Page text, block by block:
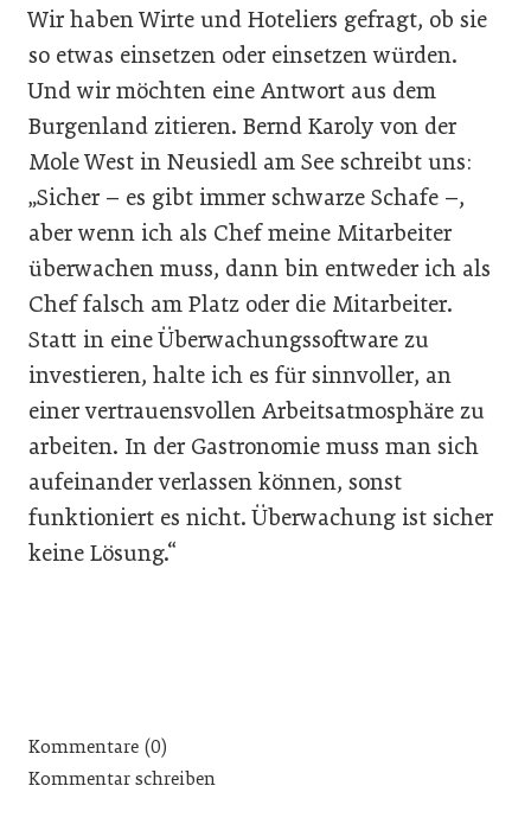
Wir haben Wirte und Hoteliers gefragt, ob sie
so etwas einsetzen oder einsetzen würden.
Und wir möchten eine Antwort aus dem
Burgenland zitieren. Bernd Karoly von der
Mole West in Neusiedl am See schreibt uns:
„Sicher – es gibt immer schwarze Schafe –,
aber wenn ich als Chef meine Mitarbeiter
überwachen muss, dann bin entweder ich als
Chef falsch am Platz oder die Mitarbeiter.
Statt in eine Überwachungssoftware zu
investieren, halte ich es für sinnvoller, an
einer vertrauensvollen Arbeitsatmosphäre zu
arbeiten. In der Gastronomie muss man sich
aufeinander verlassen können, sonst
funktioniert es nicht. Überwachung ist sicher
keine Lösung.“
Kommentare (0)
Kommentar schreiben